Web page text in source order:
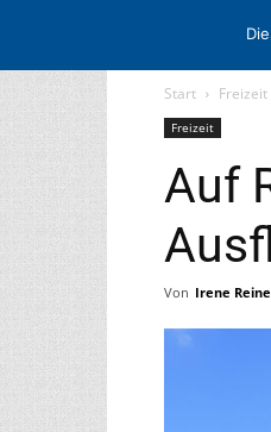
STARTSEITE
Start Freizeit
Freizeit
Auf
Von Irene